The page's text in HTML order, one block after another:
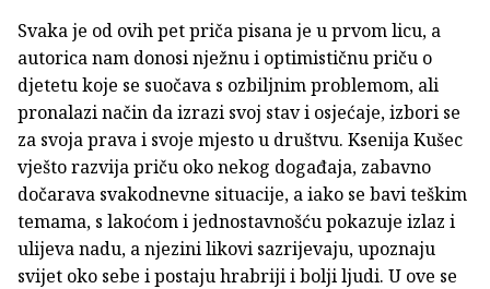
Svaka je od ovih pet priča pisana je u prvom licu, a
autorica nam donosi nježnu i optimističnu priču o
djetetu koje se suočava s ozbiljnim problemom, ali
pronalazi način da izrazi svoj stav i osjećaje, izbori se
za svoja prava i svoje mjesto u društvu. Ksenija Kušec
vješto razvija priču oko nekog događaja, zabavno
dočarava svakodnevne situacije, a iako se bavi teškim
temama, s lakoćom i jednostavnošću pokazuje izlaz i
ulijeva nadu, a njezini likovi sazrijevaju, upoznaju
svijet oko sebe i postaju hrabriji i bolji ljudi. U ove se